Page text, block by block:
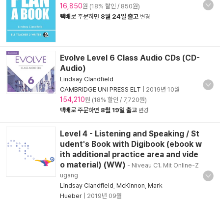
16,850원 (18% 할인 / 850원)
택배로 주문하면 8월 24일 출고 변경
Evolve Level 6 Class Audio CDs (CD-
Audio)
Lindsay Clandfield
CAMBRIDGE UNI PRESS ELT
2019년 10월
154,210원 (18% 할인 / 7,720원)
택배로 주문하면 8월 19일 출고 변경
Level 4 - Listening and Speaking / St
udent's Book with Digibook (ebook w
ith additional practice area and vide
o material) (WW) - Niveau C1. Mit Online-Z
ugang
Lindsay Clandfield McKinnon, Mark
Hueber
2019년 09월